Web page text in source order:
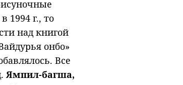
1994 г., то
над книгой
онбо»
Все
Ямпил-багша,